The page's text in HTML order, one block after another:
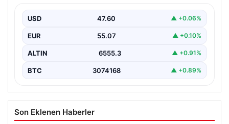
15 Temmuz darbe girişimi sırasında planlanan ve
girişimini içeren…
USD 47.60 ▲ +0.06%
EUR 55.07 ▲ +0.10%
ALTIN 6555.3 ▲ +0.91%
BTC 3074168 ▲ +0.89%
Son Eklenen Haberler